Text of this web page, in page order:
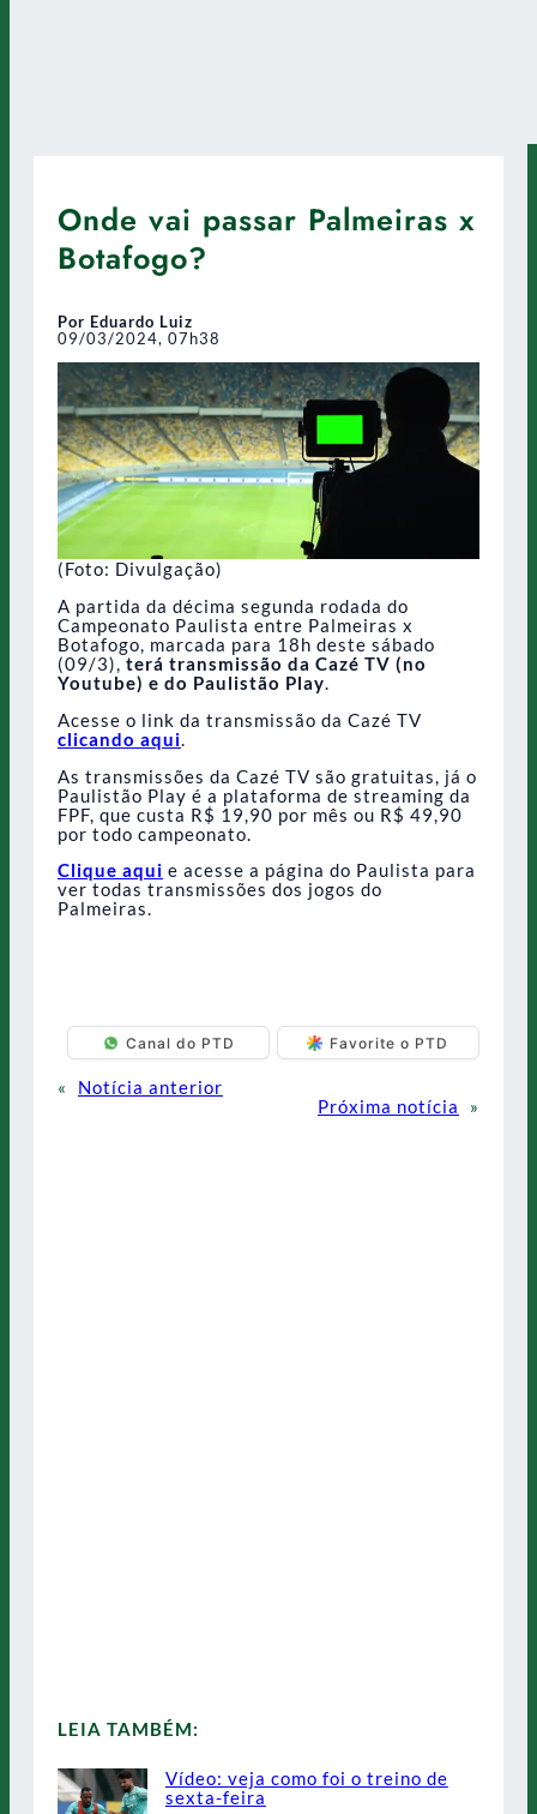
Onde vai passar Palmeiras x
Botafogo?
Por Eduardo Luiz
09/03/2024, 07h38
(Foto: Divulgação)
A partida da décima segunda rodada do
Campeonato Paulista entre Palmeiras x
Botafogo, marcada para 18h deste sábado
(09/3), terá transmissão da Cazé TV (no
Youtube) e do Paulistão Play.
Acesse o link da transmissão da Cazé TV
clicando aqui.
As transmissões da Cazé TV são gratuitas, já o
Paulistão Play é a plataforma de streaming da
FPF, que custa R$ 19,90 por mês ou R$ 49,90
por todo campeonato.
Clique aqui e acesse a página do Paulista para
ver todas transmissões dos jogos do
Palmeiras.
Canal do PTD Favorite o PTD
«
Notícia anterior
Próxima notícia
»
LEIA TAMBÉM:
Vídeo: veja como foi o treino de
sexta-feira